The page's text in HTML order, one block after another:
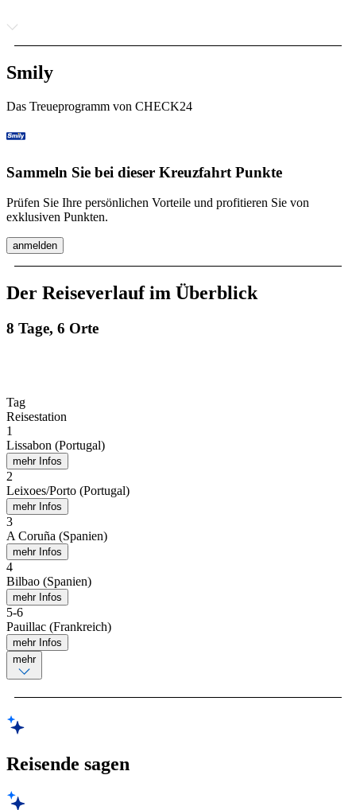
Smily
Das Treueprogramm von CHECK24
Sammeln Sie bei dieser Kreuzfahrt Punkte
Prüfen Sie Ihre persönlichen Vorteile und profitieren Sie von
exklusiven Punkten.
anmelden
Der Reiseverlauf im Überblick
8 Tage, 6 Orte
Tag
Reisestation
1
Lissabon (Portugal)
mehr Infos
2
Leixoes/Porto (Portugal)
mehr Infos
3
A Coruña (Spanien)
mehr Infos
4
Bilbao (Spanien)
mehr Infos
5-6
Pauillac (Frankreich)
mehr Infos
mehr
Reisende sagen